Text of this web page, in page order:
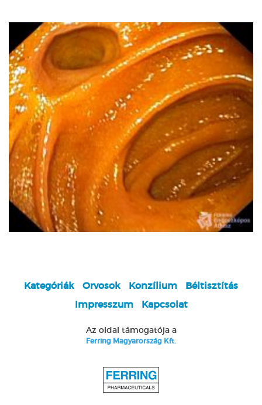
Kategóriák Orvosok Konzílium
Béltisztítás
Impresszum
Kapcsolat
Az oldal támogatója a
Ferring Magyarország Kft.